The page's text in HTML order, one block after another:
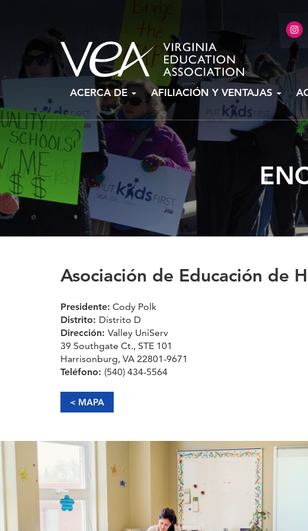
contenido
ACERCA DE AFILIACIÓN Y VENTAJAS
Asociación de Educación de
Presidente: Cody Polk
Distrito: Distrito D
Dirección: Valley UniServ
39 Southgate Ct., STE 101
Harrisonburg, VA 22801-9671
Teléfono: (540) 434-5564
< MAPA